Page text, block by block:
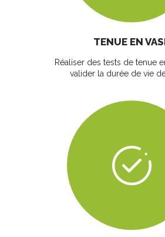
TENUE EN
Réaliser des tests de tenue
valider la durée de vie